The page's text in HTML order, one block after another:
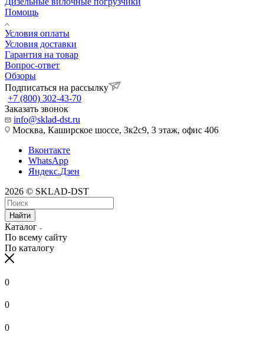
Помощь
Условия оплаты
Условия доставки
Гарантия на товар
Вопрос-ответ
Обзоры
Подписаться на рассылку
+7 (800) 302-43-70
Заказать звонок
info@sklad-dst.ru
Москва, Каширское шоссе, 3к2с9, 3 этаж, офис 406
Вконтакте
WhatsApp
Яндекс.Дзен
2026 © SKLAD-DST
Найти
Каталог
По всему сайту
По каталогу
0
0
0